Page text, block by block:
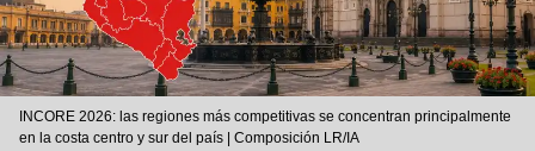
INCORE 2026: las regiones más competitivas se concentran principalmente
en la costa centro y sur del país | Composición LR/IA